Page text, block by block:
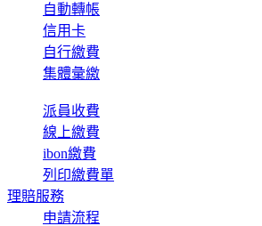
自動轉帳
信用卡
自行繳費
集體彙繳
派員收費
線上繳費
ibon繳費
列印繳費單
理賠服務
申請流程